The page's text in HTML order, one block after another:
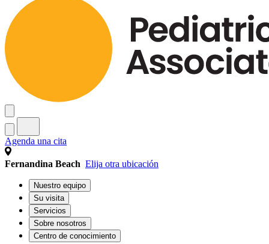
Agenda una cita
Fernandina Beach Elija otra ubicación
Nuestro equipo
Su visita
Servicios
Sobre nosotros
Centro de conocimiento